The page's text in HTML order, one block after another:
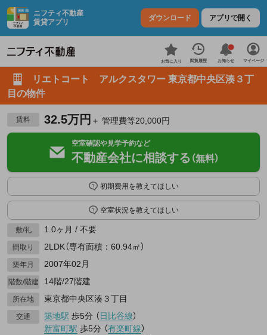
ニフティ不動産
賃貸アプリ
ダウンロード アプリで開く
お気に入り 閲覧履歴 お知らせ マイページ
リエトコート アルクスタワー 東京都中央区湊３丁
目の物件
賃料 32.5万円 ＋ 管理費等20,000円
空室確認や見学予約など
不動産会社に相談する （無料）
初期費用を教えてほしい
空室状況を教えてほしい
敷/礼 1.0ヶ月 / 不要
間取り 2LDK（専有面積：60.94㎡）
築年月 2007年02月
階数/階建 14階/27階建
所在地 東京都中央区湊３丁目
交通 築地駅 歩5分 （日比谷線）
新富町駅 歩5分 （有楽町線）